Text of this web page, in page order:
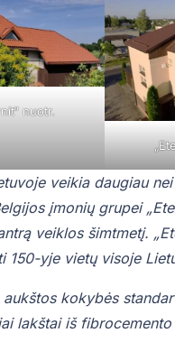
nuotr.
veikia daugiau
įmonių grupei
veiklos šimtmetį.
150-yje vietų visoje
kokybės
lakštai iš